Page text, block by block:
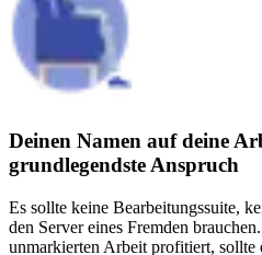
Deinen Namen auf deine
grundlegendste Anspruch
Es sollte keine Bearbeitungssuite,
den Server eines Fremden
unmarkierten Arbeit profitiert, sollte